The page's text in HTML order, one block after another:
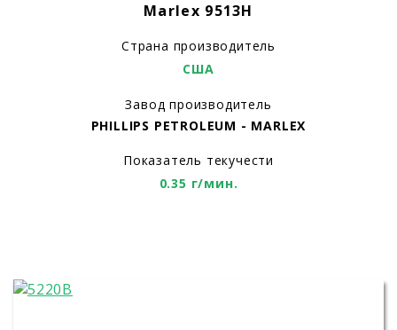
Marlex 9513H
Страна производитель
США
Завод производитель
PHILLIPS PETROLEUM - MARLEX
Показатель текучести
0.35 г/мин.